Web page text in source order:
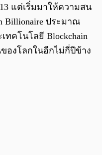
แต่เริ่มมาให้ความสน
Billionaire ประมาณ
ทคโนโลยี Blockchain
องโลกในอีกไม่กี่ปีข้าง